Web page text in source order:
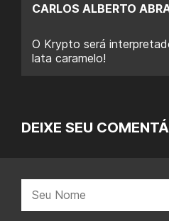
CARLOS ALBERTO
O Krypto será
lata caramelo!
DEIXE SEU